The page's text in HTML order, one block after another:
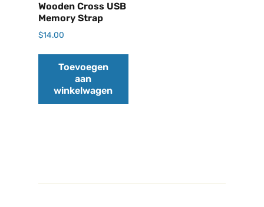
Wooden Cross USB
Memory Strap
$14.00
Toevoegen
aan
winkelwagen